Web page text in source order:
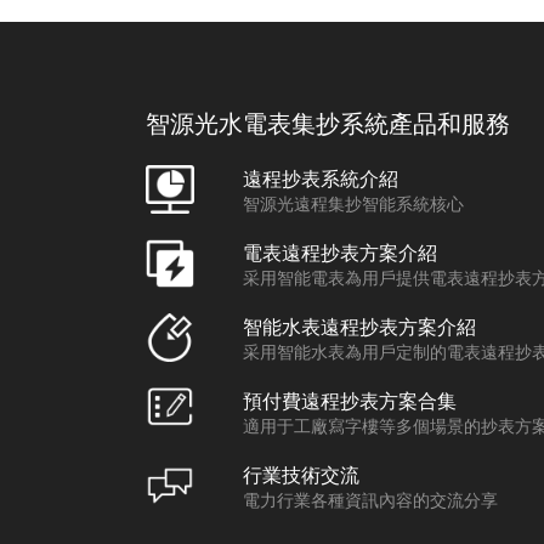
智源光水電表集抄系統產品和服務
遠程抄表系統介紹
智源光遠程集抄智能系統核心
電表遠程抄表方案介紹
采用智能電表為用戶提供電表遠程抄表
智能水表遠程抄表方案介紹
采用智能水表為用戶定制的電表遠程抄
預付費遠程抄表方案合集
適用于工廠寫字樓等多個場景的抄表方
行業技術交流
電力行業各種資訊內容的交流分享